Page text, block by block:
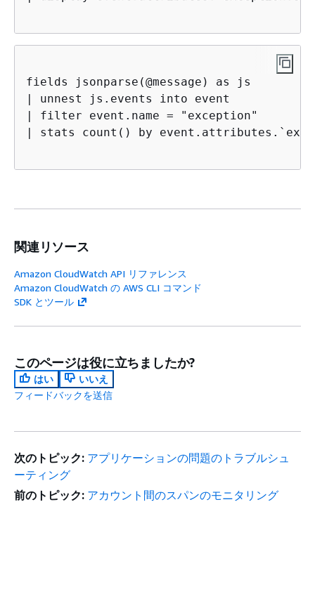
fields jsonparse(@message) as js
| unnest js.events into event
| filter event.name = "exception"
| stats count() by
関連リソース
Amazon CloudWatch API リファレンス
Amazon CloudWatch の AWS CLI コマンド
SDK とツール
このページは役に立ちましたか?
はい
いいえ
フィードバックを送信
次のトピック: アプリケーションの問題のトラブルシュ
ーティング
前のトピック: アカウント間のスパンのモニタリング